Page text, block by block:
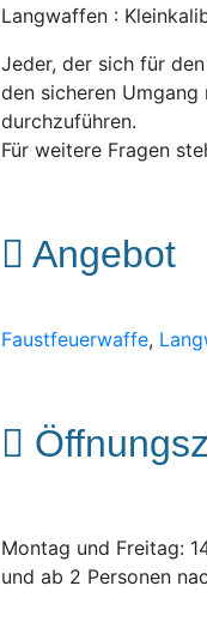
Langwaffen :
Jeder, der sich für
den sicheren
durchzuführen.
Für weitere Fragen
Angebot
Faustfeuerwaffe,
Montag und Freitag:
und ab 2 Personen